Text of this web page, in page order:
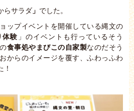
らサラダ 」 でした。
ップイベントを開催している縄文の
体験 」のイベントも行っているそう
食事処やまびこの自家製なのだそう
からのイメージを覆す、ふわっふわ
！